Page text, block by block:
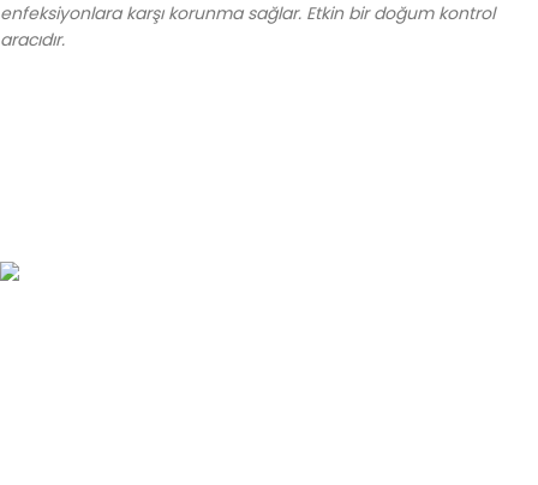
enfeksiyonlara karşı korunma sağlar. Etkin bir doğum kontrol
aracıdır.